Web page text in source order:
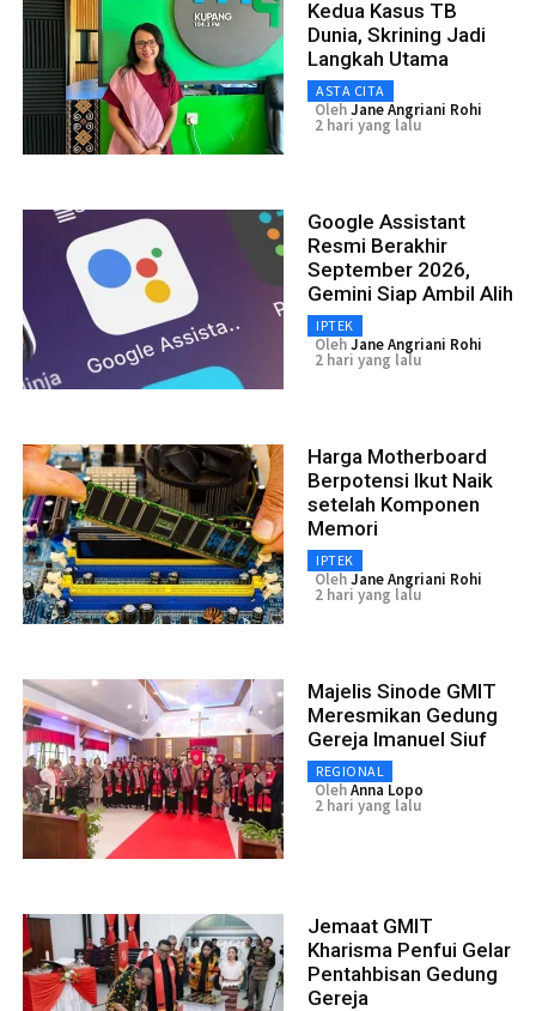
Kedua Kasus TB
Dunia, Skrining Jadi
Langkah Utama
ASTA CITA
OlehJane Angriani Rohi
2 hari yang lalu
Google Assistant
Resmi Berakhir
September 2026,
Gemini Siap Ambil Alih
IPTEK
OlehJane Angriani Rohi
2 hari yang lalu
Harga Motherboard
Berpotensi Ikut Naik
setelah Komponen
Memori
IPTEK
OlehJane Angriani Rohi
2 hari yang lalu
Majelis Sinode GMIT
Meresmikan Gedung
Gereja Imanuel Siuf
REGIONAL
OlehAnna Lopo
2 hari yang lalu
Jemaat GMIT
Kharisma Penfui Gelar
Pentahbisan Gedung
Gereja